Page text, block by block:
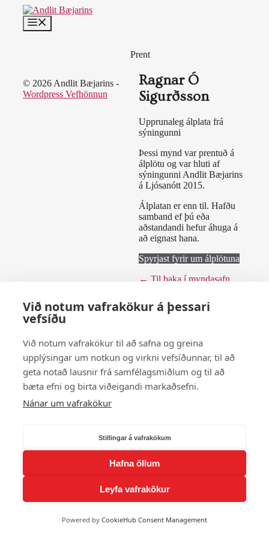
content
Prent
Ragnar Ó
Sigurðsson
Upprunaleg álplata frá
sýningunni
Þessi mynd var prentuð á
álplötu og var hluti af
sýningunni Andlit Bæjarins
á Ljósanótt 2015.
Álplatan er enn til. Hafðu
samband ef þú eða
aðstandandi hefur áhuga á
að eignast hana.
Spyrjast fyrir um álplötuna
← Til baka í myndasafn
© 2026 Andlit Bæjarins -
Wordpress Vefhönnun
Við notum vafrakökur á þessari
vefsíðu
Við notum vafrakökur til að safna og greina
upplýsingar um notkun og virkni vefsíðunnar, til að
geta notað lausnir frá samfélagsmiðlum og til að
bæta efni og birta viðeigandi markaðsefni.
Nánar um vafrakökur
Stillingar á vafrakökum
Hafna öllum
Leyfa vafrakökur
Powered by CookieHub Consent Management